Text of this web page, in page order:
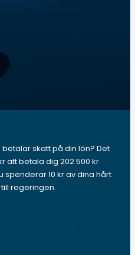
skatt på din lön? Det
att betala dig 202 500 kr.
10 kr av dina hårt
regeringen.